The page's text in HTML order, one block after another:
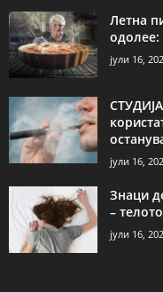
Летна
одолее:
јули 16,
јули 16,
Знаци
–
јули 16,